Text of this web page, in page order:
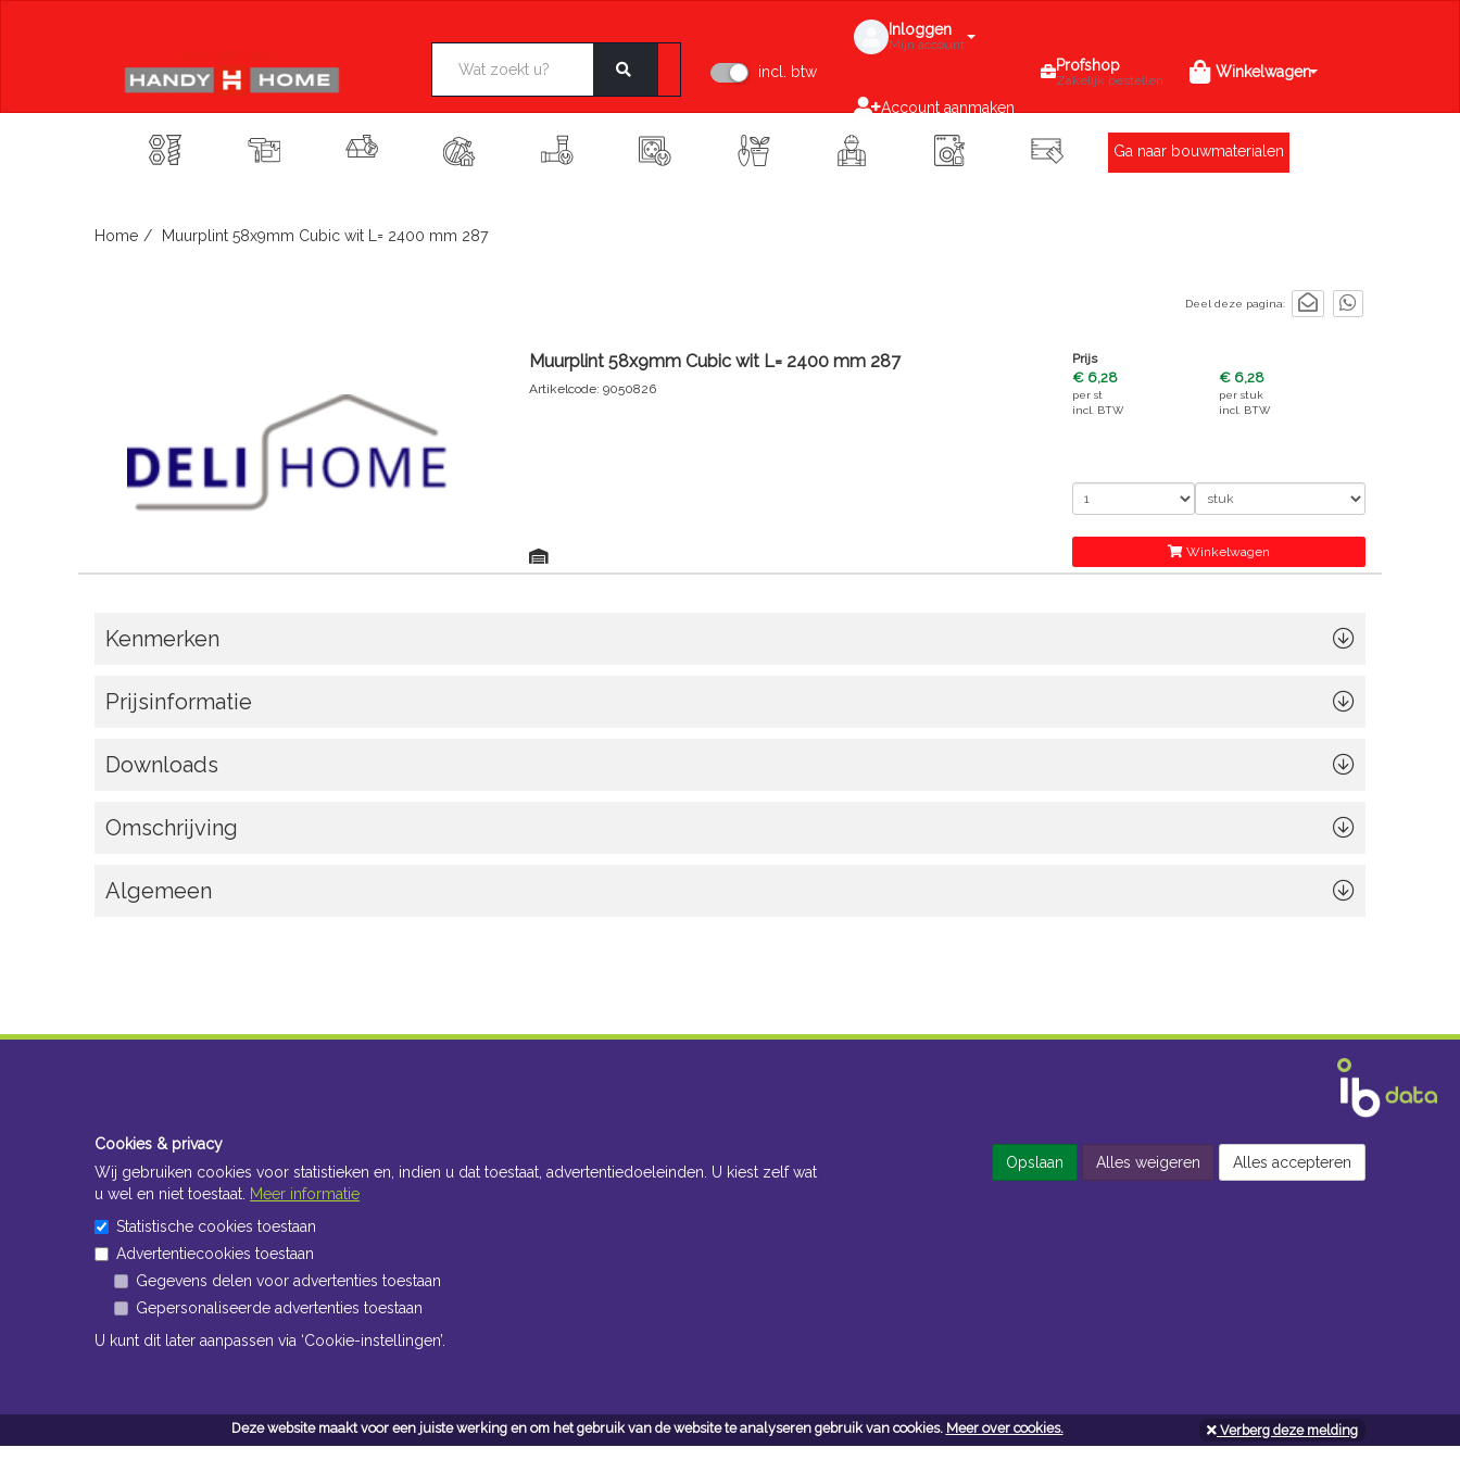
Deze website maakt voor een juiste werking en om het gebruik van de website te analyseren gebruik van cookies. Meer over cookies. Verberg deze melding
incl. btw
Inloggen
Mijn account
Account aanmaken
Profshop
Zakelijk bestellen Winkelwagen
Ga naar bouwmaterialen
Home Muurplint 58x9mm Cubic wit L= 2400 mm 287
Deel deze pagina:
Muurplint 58x9mm Cubic wit L= 2400 mm 287
Artikelcode: 9050826
Prijs
€ 6,28
per st
incl. BTW
€ 6,28
per stuk
incl. BTW
Winkelwagen
Kenmerken
Prijsinformatie
Downloads
Omschrijving
Algemeen
Contacteer ons Openingsuren toonzaal Openingsuren doe-het-zelf
Cookies & privacy
Wij gebruiken cookies voor statistieken en, indien u dat toestaat, advertentiedoeleinden. U kiest zelf wat
u wel en niet toestaat. Meer informatie
Statistische cookies toestaan
Advertentiecookies toestaan
Gegevens delen voor advertenties toestaan
Gepersonaliseerde advertenties toestaan
U kunt dit later aanpassen via ‘Cookie-instellingen’.
Opslaan Alles weigeren Alles accepteren